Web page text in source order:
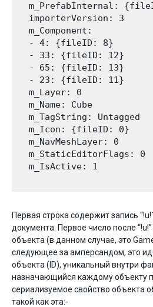
m_PrefabInternal:
  importerVersion: 3
  m_Component:
  - 4: {fileID: 8}
  - 33: {fileID: 12}
  - 65: {fileID: 13}
  - 23: {fileID: 11}
  m_Layer: 0
  m_Name: Cube
  m_TagString: Untagged
  m_Icon: {fileID: 0}
  m_NavMeshLayer: 0
  m_StaticEditorFlags: 0
  m_IsActive: 1
Первая строка содержит запись
документа. Первое число после
объекта (в данном случае, это
следующее за амперсандом, это
объекта (ID), уникальный внутри
назначающийся каждому объекту
сериализуемое свойство объекта
такой как эта:-